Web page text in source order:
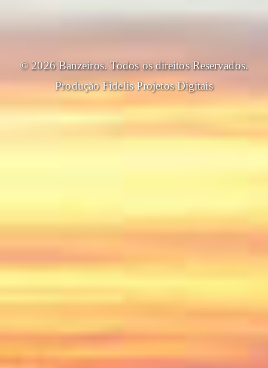
© 2026 Banzeiros. Todos os direitos Reservados.
ProduçãoFidelis Projetos Digitais